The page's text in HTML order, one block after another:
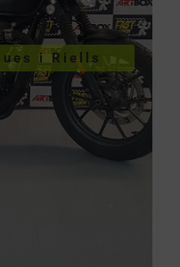
i Riells
Bigues i
MOTOS